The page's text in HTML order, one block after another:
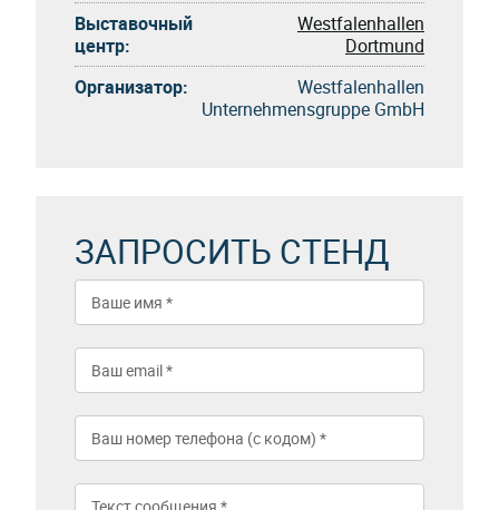
Выставочный
центр:
Westfalenhallen
Dortmund
Организатор:
Westfalenhallen
Unternehmensgruppe GmbH
ЗАПРОСИТЬ СТЕНД